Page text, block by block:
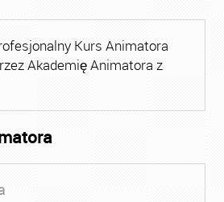
Kurs Animatora
Akademię Animatora z